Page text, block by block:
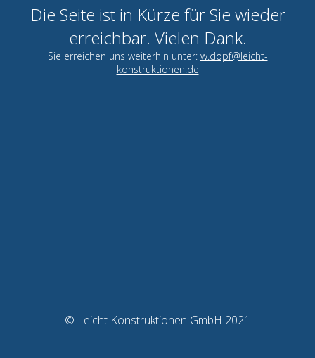
Die Seite ist in Kürze für Sie wieder
erreichbar. Vielen Dank.
Sie erreichen uns weiterhin unter: w.dopf@leicht-
konstruktionen.de
© Leicht Konstruktionen GmbH 2021